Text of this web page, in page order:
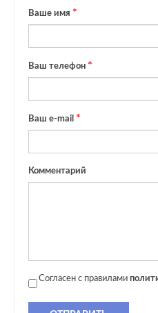
Ваше имя
Ваш телефон
Ваш e-mail
Комментарий
Согласен с правилами